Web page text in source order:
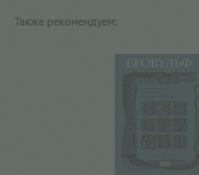
Также рекомендуем: